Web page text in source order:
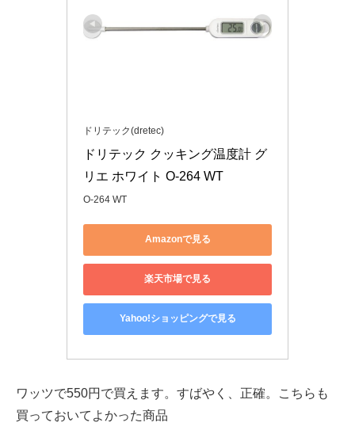
ドリテック(dretec)
ドリテック クッキング温度計 グ
リエ ホワイト O-264 WT
O-264 WT
Amazonで見る
楽天市場で見る
Yahoo!ショッピングで見る
ワッツで550円で買えます。すばやく、正確。こちらも
買っておいてよかった商品